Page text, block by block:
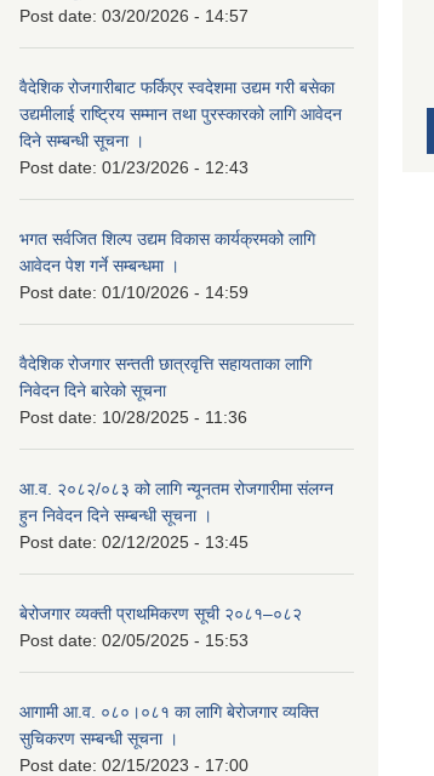
Post date: 03/20/2026 - 14:57
वैदेशिक रोजगारीबाट फर्किएर स्वदेशमा उद्यम गरी बसेका
उद्यमीलाई राष्ट्रिय सम्मान तथा पुरस्कारको लागि आवेदन
दिने सम्बन्धी सूचना ।
Post date: 01/23/2026 - 12:43
भगत सर्वजित शिल्प उद्यम विकास कार्यक्रमको लागि
आवेदन पेश गर्ने सम्बन्धमा ।
Post date: 01/10/2026 - 14:59
वैदेशिक रोजगार सन्तती छात्रवृत्ति सहायताका लागि
निवेदन दिने बारेको सूचना
Post date: 10/28/2025 - 11:36
आ.व. २०८२/०८३ को लागि न्यूनतम रोजगारीमा संलग्न
हुन निवेदन दिने सम्बन्धी सूचना ।
Post date: 02/12/2025 - 13:45
बेरोजगार व्यक्ती प्राथमिकरण सूची २०८१–०८२
Post date: 02/05/2025 - 15:53
आगामी आ.व. ०८०।०८१ का लागि बेरोजगार व्यक्ति
सुचिकरण सम्बन्धी सूचना ।
Post date: 02/15/2023 - 17:00